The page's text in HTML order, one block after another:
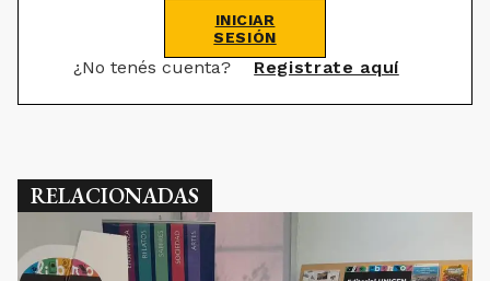
INICIAR
SESIÓN
¿No tenés cuenta? Registrate aquí
RELACIONADAS